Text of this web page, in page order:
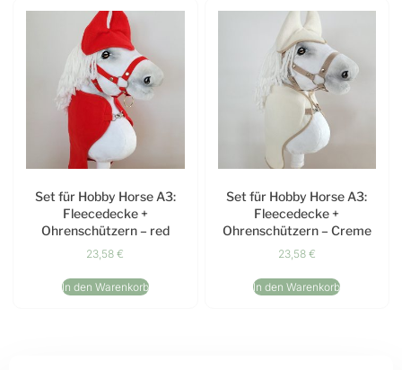
Set für Hobby Horse A3:
Fleecedecke +
Ohrenschützern – red
23,58€
In den Warenkorb
Set für Hobby Horse A3:
Fleecedecke +
Ohrenschützern – Creme
23,58 €
In den Warenkorb